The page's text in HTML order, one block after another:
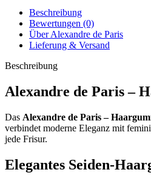
Beschreibung
Bewertungen (0)
Über Alexandre de Paris
Lieferung & Versand
Beschreibung
Alexandre de Paris –
Das Alexandre de Paris –
verbindet moderne Eleganz mit
jede Frisur.
Elegantes Seiden-